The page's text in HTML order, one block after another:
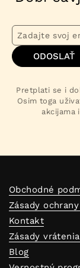
ODOSLAŤ
Pretplati se i
Osim toga
akcijama
Obchodné
Zásady
Kontakt
Zásady
Blog